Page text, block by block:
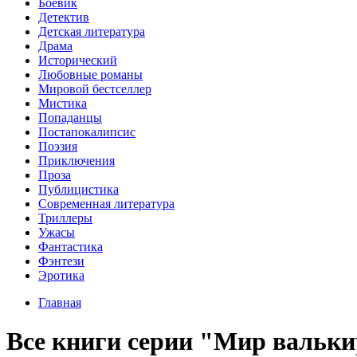
Боевик
Детектив
Детская литература
Драма
Исторический
Любовные романы
Мировой бестселлер
Мистика
Попаданцы
Постапокалипсис
Поэзия
Приключения
Проза
Публицистика
Современная литература
Триллеры
Ужасы
Фантастика
Фэнтези
Эротика
Главная
Все книги серии "Мир